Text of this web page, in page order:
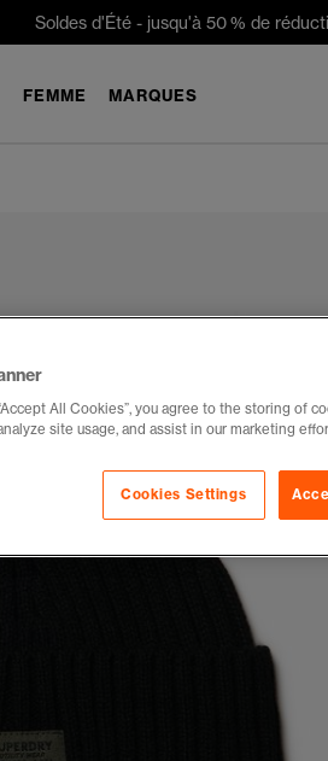
Soldes d'Été -jusqu'à 50 % de
FEMME MARQUES
All Cookies”, you agree to the storing of
site usage, and assist in our marketing
Cookies Settings